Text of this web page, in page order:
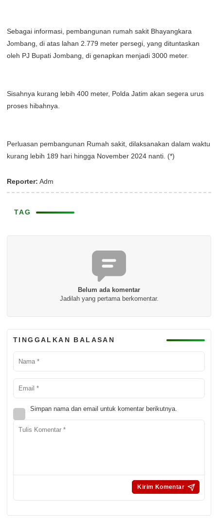
Sebagai informasi, pembangunan rumah sakit Bhayangkara
Jombang, di atas lahan 2.779 meter persegi, yang dituntaskan
oleh PJ Bupati Jombang, di genapkan menjadi 3000 meter.
Sisahnya kurang lebih 400 meter, Polda Jatim akan segera urus
proses hibahnya.
Perluasan pembangunan Rumah sakit, dilaksanakan dalam waktu
kurang lebih 189 hari hingga November 2024 nanti. (*)
Reporter: Adm
TAG
Belum ada komentar
Jadilah yang pertama berkomentar.
TINGGALKAN BALASAN
Simpan nama dan email untuk komentar berikutnya.